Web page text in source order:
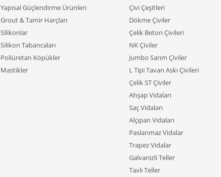
Yapısal Güçlendirme Ürünleri
Grout & Tamir Harçları
Silikonlar
Silikon Tabancaları
Poliüretan Köpükler
Mastikler
Çivi Çeşitleri
Dökme Çiviler
Çelik Beton Çivileri
NK Çiviler
Jumbo Sarım Çiviler
L Tipi Tavan Askı Çivileri
Çelik ST Çiviler
Ahşap Vidaları
Saç Vidaları
Alçıpan Vidaları
Paslanmaz Vidalar
Trapez Vidalar
Galvanizli Teller
Tavlı Teller